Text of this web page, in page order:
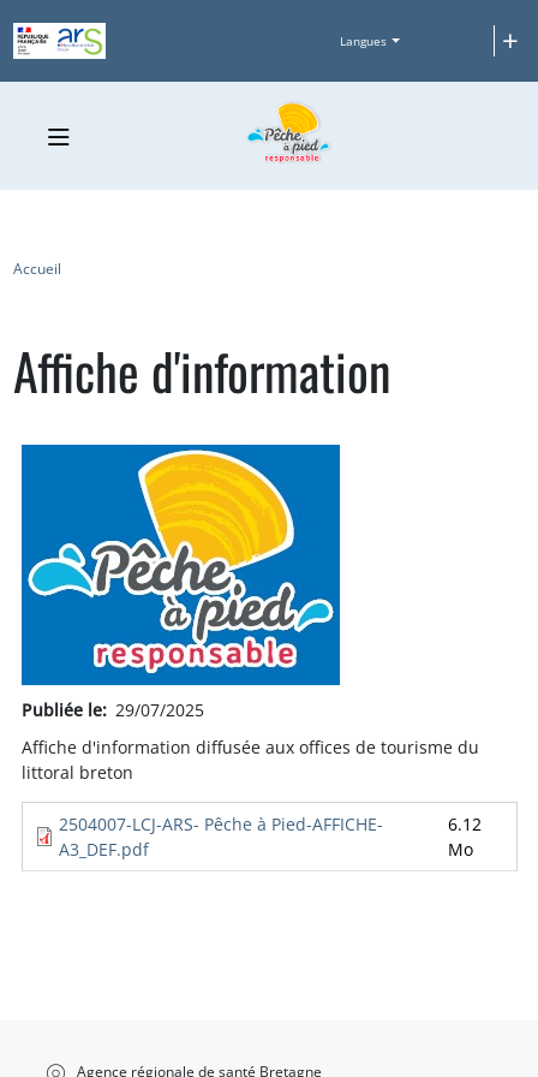
Langues +
Fil d'Ariane
Accueil
Affiche d'information
Publiée le
29/07/2025
Affiche d'information diffusée aux offices de tourisme du
littoral breton
2504007-LCJ-ARS- Pêche à Pied-AFFICHE-
A3_DEF.pdf
6.12
Mo
Agence régionale de santé Bretagne